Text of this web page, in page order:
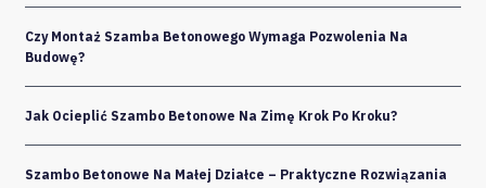
Czy Montaż Szamba Betonowego Wymaga Pozwolenia Na
Budowę?
Jak Ocieplić Szambo Betonowe Na Zimę Krok Po Kroku?
Szambo Betonowe Na Małej Działce – Praktyczne Rozwiązania